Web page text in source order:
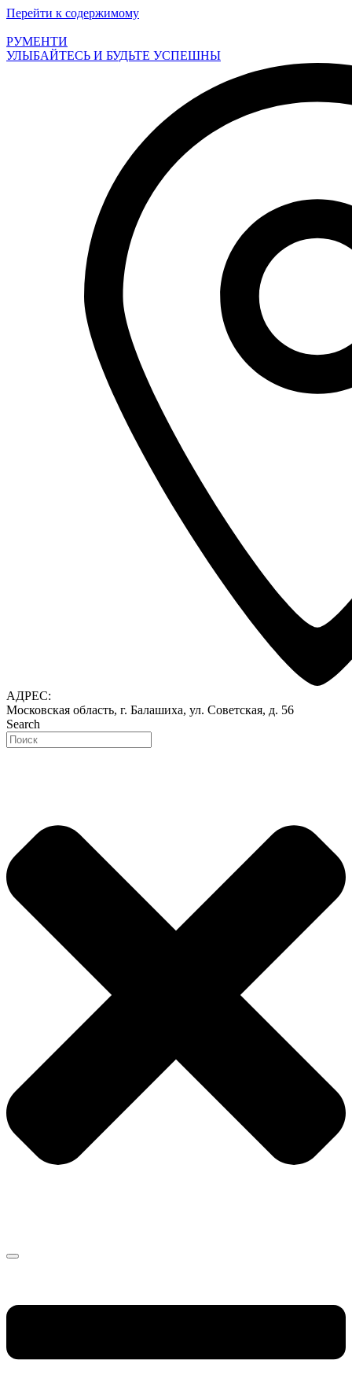
Перейти к содержимому
РУМЕНТИ
УЛЫБАЙТЕСЬ И БУДЬТЕ УСПЕШНЫ
АДРЕС:
Московская область, г. Балашиха, ул. Советская, д. 56
Search